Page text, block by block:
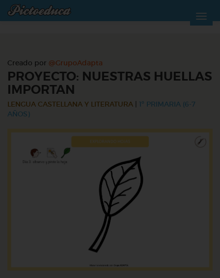
Creado por @GrupoAdapta
PROYECTO: NUESTRAS HUELLAS
IMPORTAN
LENGUA CASTELLANA Y LITERATURA
1º PRIMARIA (6-7
AÑOS)